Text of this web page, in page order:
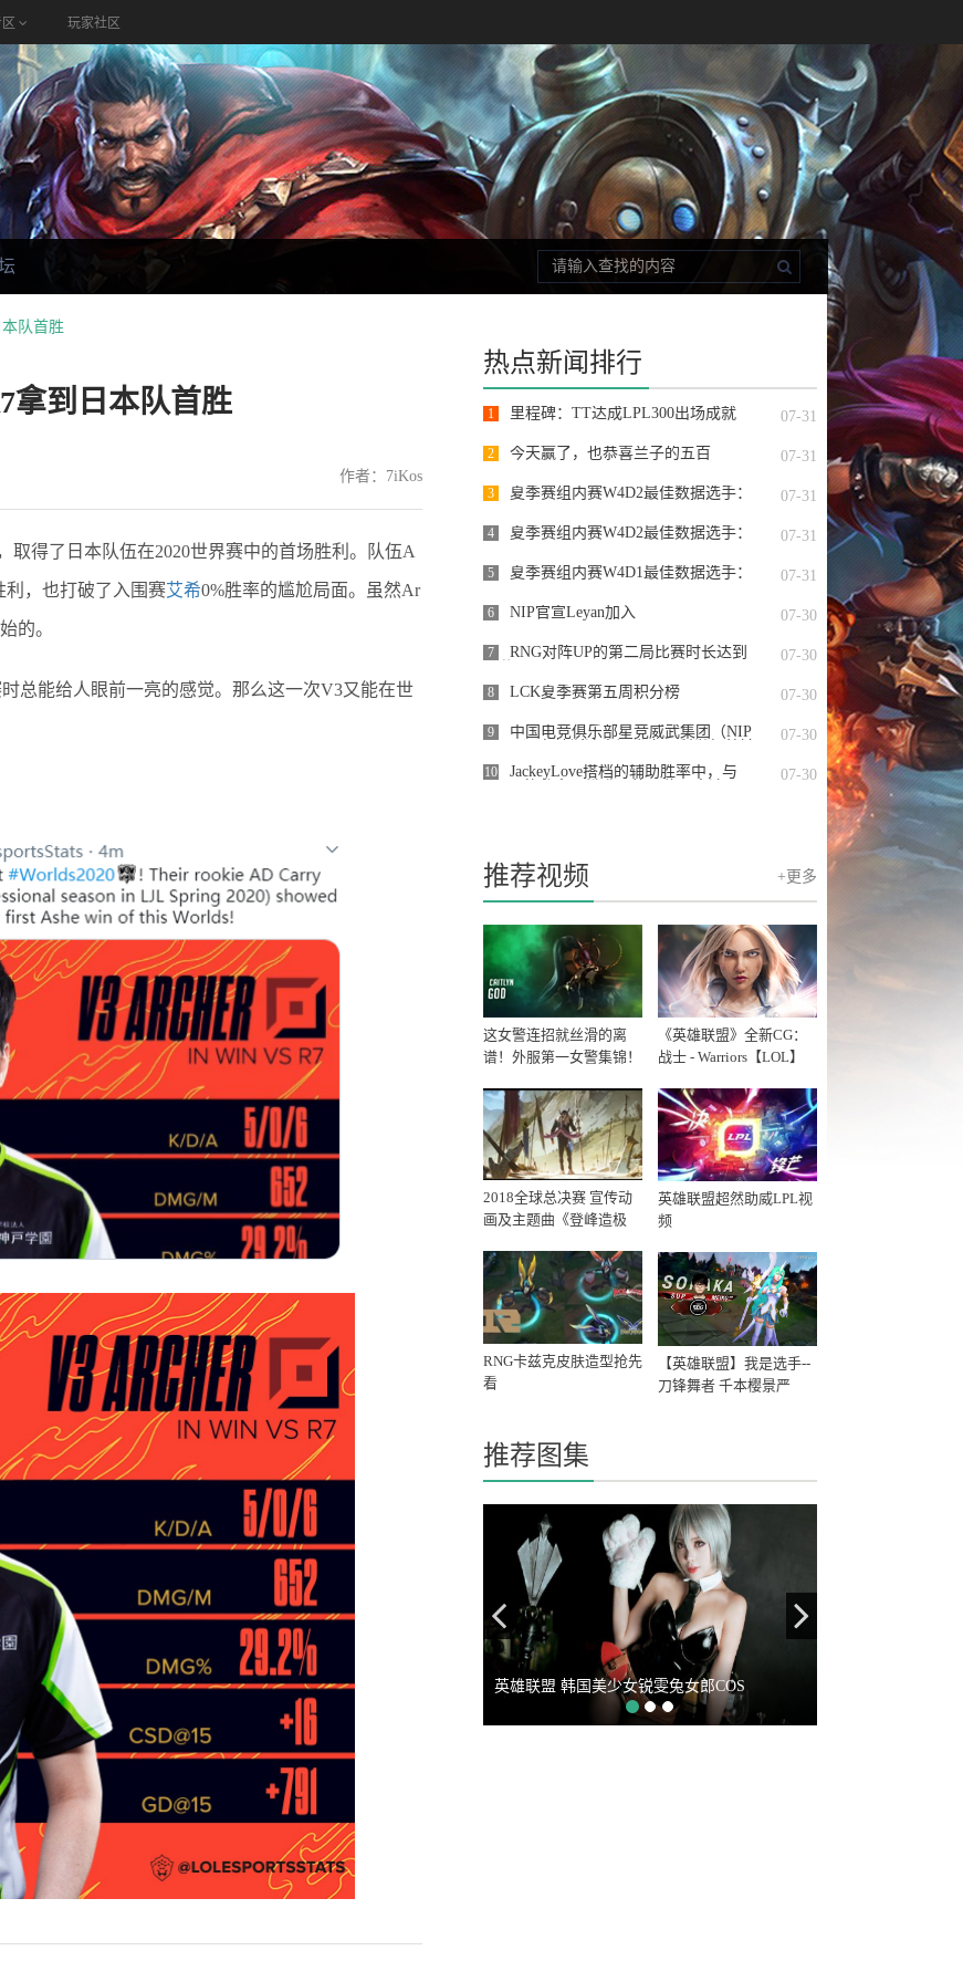
玩家社区
队首胜
拿到日本队首胜
作者：7iKos
得了日本队伍在2020世界赛中的首场胜利。队伍A
利，也打破了入围赛艾希0%胜率的尴尬局面。虽然Ar
的。
能给人眼前一亮的感觉。那么这一次V3又能在世
热点新闻排行
1 里程碑：TT达成LPL300出场成就 07-31
2 今天赢了，也恭喜兰子的五百 07-31
3
夏季赛组内赛W4D2最佳数据选手：
07-31
4
夏季赛组内赛W4D2最佳数据选手：
07-31
5
夏季赛组内赛W4D1最佳数据选手：
07-31
6 NIP官宣Leyan加入 07-30
7
RNG对阵UP的第二局比赛时长达到
07-30
8 LCK夏季赛第五周积分榜 07-30
9
中国电竞俱乐部星竞威武集团（NIP
仪式
07-30
10
JackeyLove搭档的辅助胜率中，与
07-30
推荐视频 +更多
这女警连招就丝滑的离
谱！外服第一女警集锦！
《英雄联盟》全新CG：
战士 - Warriors【LOL】
2018全球总决赛 宣传动
画及主题曲《登峰造极
英雄联盟超然助威LPL视
频
RNG卡兹克皮肤造型抢先
看
【英雄联盟】我是选手--
刀锋舞者 千本樱景严
推荐图集
英雄联盟 韩国美少女锐雯兔女郎COS 英雄联盟 星之守护者 索拉卡 COS
Previous